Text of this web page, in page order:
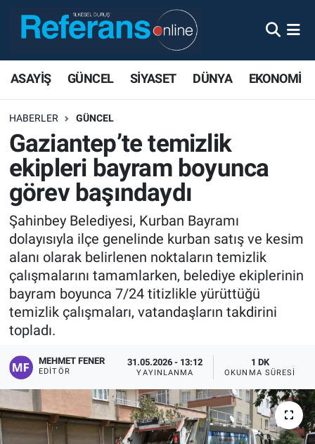
ASAYİŞ GÜNCEL SİYASET DÜNYA EKONOMİ
HABERLER GÜNCEL
Gaziantep’te temizlik
ekipleri bayram boyunca
görev başındaydı
Şahinbey Belediyesi, Kurban Bayramı
dolayısıyla ilçe genelinde kurban satış ve kesim
alanı olarak belirlenen noktaların temizlik
çalışmalarını tamamlarken, belediye ekiplerinin
bayram boyunca 7/24 titizlikle yürüttüğü
temizlik çalışmaları, vatandaşların takdirini
topladı.
MEHMET FENER
EDITÖR
31.05.2026 - 13:12
YAYINLANMA
1 DK
OKUNMA SÜRESI